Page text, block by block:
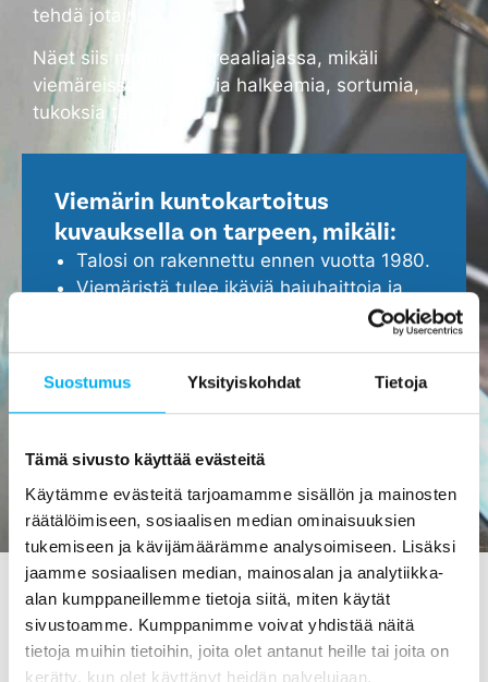
Suostumus Yksityiskohdat Tietoja
Tämä sivusto käyttää evästeitä
Käytämme evästeitä tarjoamamme sisällön ja mainosten
räätälöimiseen, sosiaalisen median ominaisuuksien
tukemiseen ja kävijämäärämme analysoimiseen. Lisäksi
jaamme sosiaalisen median, mainosalan ja analytiikka-
alan kumppaneillemme tietoja siitä, miten käytät
sivustoamme. Kumppanimme voivat yhdistää näitä
tietoja muihin tietoihin, joita olet antanut heille tai joita on
kerätty, kun olet käyttänyt heidän palvelujaan.
tehdä jotain.
Näet siis monitorilta reaaliajassa, mikäli
viemäreissä on alkavia halkeamia, sortumia,
tukoksia tai vuotoja.
Viemärin kuntokartoitus
kuvauksella on tarpeen, mikäli:
Talosi on rakennettu ennen vuotta 1980.
Viemäristä tulee ikäviä hajuhaittoja ja
Haluat ennakoida ja turvata kotisi
ilmenemistä.
Viemärin kuvaus Kyyjärvessä